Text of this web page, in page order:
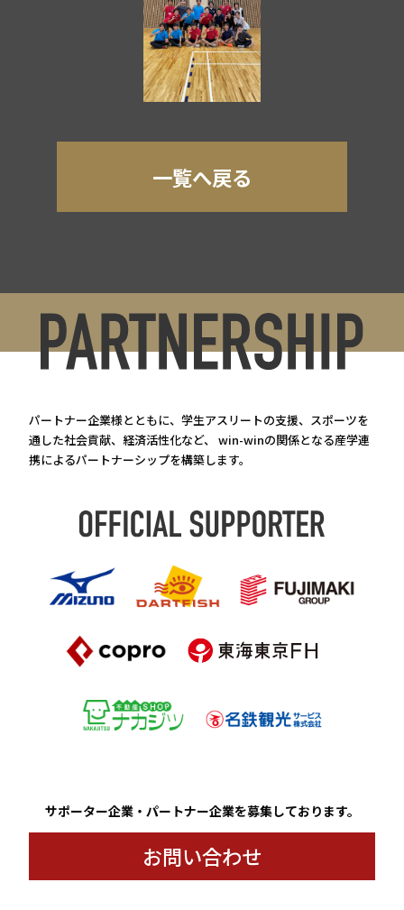
一覧へ戻る
パートナー企業様とともに、学生アスリートの支援、スポーツを
通した社会貢献、経済活性化など、 win-winの関係となる産学連
携によるパートナーシップを構築します。
サポーター企業・パートナー企業を募集しております。
お問い合わせ